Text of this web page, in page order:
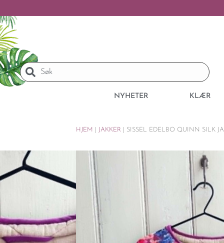
NYHETER KLÆR
HJEM JAKKER SISSEL EDELBO QUINN SILK